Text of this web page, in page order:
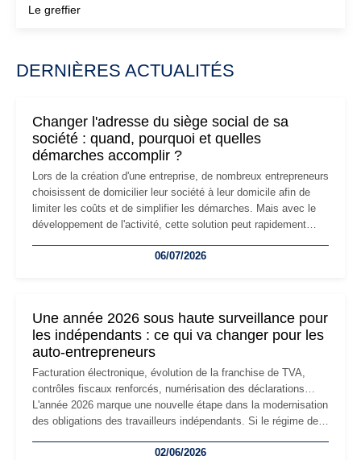
Le greffier
DERNIÈRES ACTUALITÉS
Changer l'adresse du siège social de sa
société : quand, pourquoi et quelles
démarches accomplir ?
Lors de la création d'une entreprise, de nombreux entrepreneurs
choisissent de domicilier leur société à leur domicile afin de
limiter les coûts et de simplifier les démarches. Mais avec le
développement de l'activité, cette solution peut rapidement
professionnels, recrutement, image de marque… Le
06/07/2026
Une année 2026 sous haute surveillance pour
les indépendants : ce qui va changer pour les
auto-entrepreneurs
Facturation électronique, évolution de la franchise de TVA,
contrôles fiscaux renforcés, numérisation des déclarations…
L'année 2026 marque une nouvelle étape dans la modernisation
des obligations des travailleurs indépendants. Si le régime de
les auto-entrepreneurs devront s'adapter à un environnement
02/06/2026